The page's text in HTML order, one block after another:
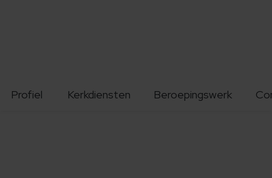
Profiel Kerkdiensten Beroepingswerk